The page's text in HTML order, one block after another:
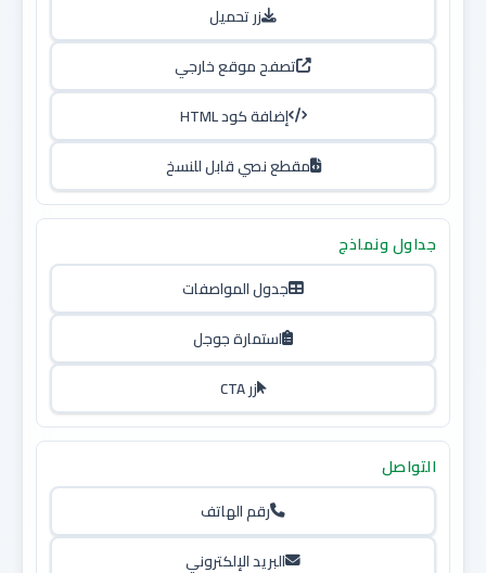
زر تحميل
تصفح موقع خارجي
إضافة كود HTML
مقطع نصي قابل للنسخ
جداول ونماذج
جدول المواصفات
استمارة جوجل
زر CTA
التواصل
رقم الهاتف
البريد الإلكتروني